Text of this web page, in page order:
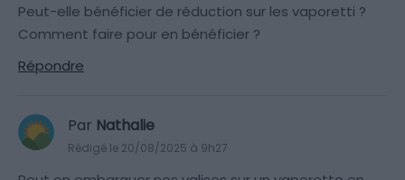
Peut-elle bénéficier de réduction sur les vaporetti ?
Comment faire pour en bénéficier ?
Répondre
Par Nathalie
Rédigé le 20/08/2025 à 9h27